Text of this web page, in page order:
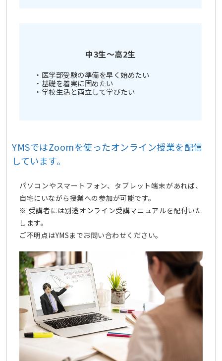
中3生～高2生
・医学部受験の準備を早く始めたい
・基礎を着実に固めたい
・学校生活と両立して学びたい
YMSではZoomを使ったオンライン授業を配信
しています。
パソコンやスマートフォン、タブレット端末があれば、
自宅にいながら授業への参加が可能です。
※ 受講者には別途オンライン受講マニュアルを配付いた
します。
ご不明点はYMSまでお問い合わせください。